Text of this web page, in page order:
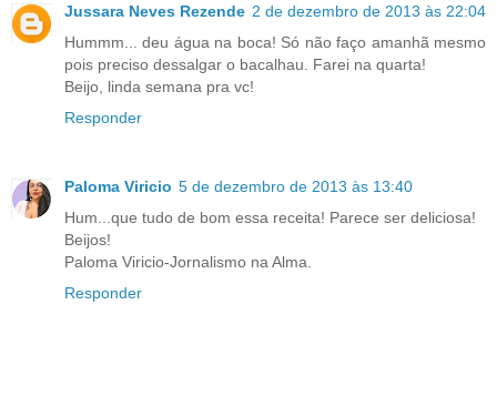
Jussara Neves Rezende 2 de dezembro de 2013 às 22:04
Hummm... deu água na boca! Só não faço amanhã mesmo
pois preciso dessalgar o bacalhau. Farei na quarta!
Beijo, linda semana pra vc!
Responder
Paloma Viricio 5 de dezembro de 2013 às 13:40
Hum...que tudo de bom essa receita! Parece ser deliciosa!
Beijos!
Paloma Viricio-Jornalismo na Alma.
Responder